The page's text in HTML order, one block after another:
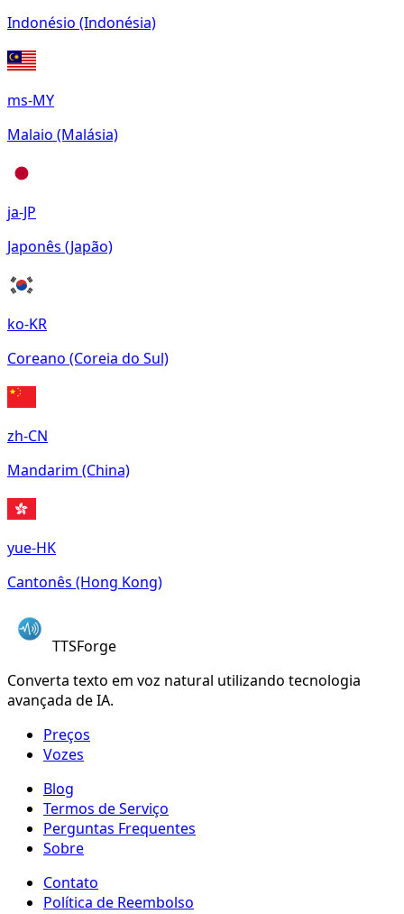
Indonésio (Indonésia)
ms-MY
Malaio (Malásia)
ja-JP
Japonês (Japão)
ko-KR
Coreano (Coreia do Sul)
zh-CN
Mandarim (China)
yue-HK
Cantonês (Hong Kong)
TTSForge
Converta texto em voz natural utilizando tecnologia
avançada de IA.
Preços
Vozes
Blog
Termos de Serviço
Perguntas Frequentes
Sobre
Contato
Política de Reembolso